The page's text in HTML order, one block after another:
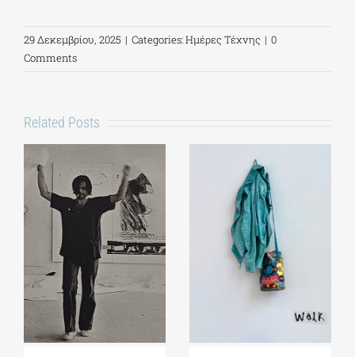
29 Δεκεμβρίου, 2025 | Categories:Ημέρες Τέχνης | 0
Comments
Related Posts